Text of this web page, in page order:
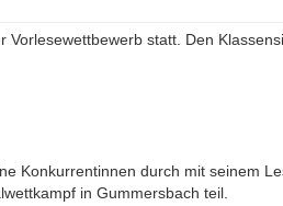
statt. Den
Konkurrentinnen durch mit seinem
in Gummersbach teil.